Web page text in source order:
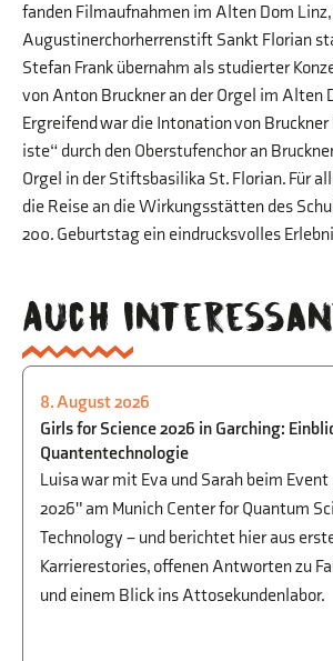
fanden Filmaufnahmen im Alten Dom
Augustinerchorherrenstift Sankt Florian
Stefan Frank übernahm als studierter
von Anton Bruckner an der Orgel im Alten
Ergreifend war die Intonation von
iste“ durch den Oberstufenchor an
Orgel in der Stiftsbasilika St. Florian. Für
die Reise an die Wirkungsstätten des
200. Geburtstag ein eindrucksvolles
Auch
PHYSIK,BEGABTENFÖRDERUNG
UND BERUFSORIENTIERUNG
8. August 2026
Girls for Science 2026 in Garching:
Quantentechnologie
Luisa war mit Eva und Sarah beim
2026" am Munich Center for Quantum
Technology – und berichtet hier aus
Karrierestories, offenen Antworten zu
und einem Blick ins Attosekundenlabor.